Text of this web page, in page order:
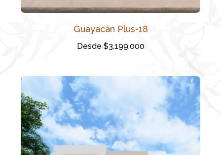
Guayacán Plus-18
Desde $3,199,000